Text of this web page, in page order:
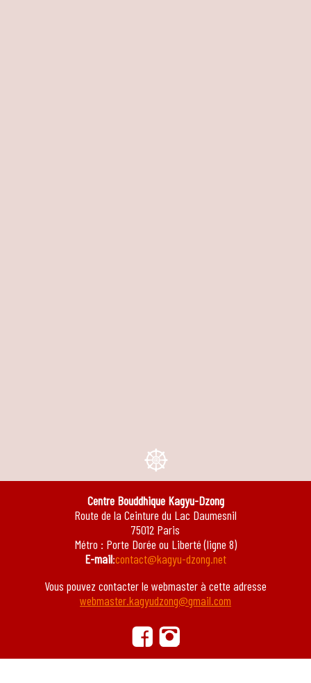
e
Centre Bouddhique Kagyu-Dzong
Route de la Ceinture du Lac Daumesnil
75012 Paris
Métro : Porte Dorée ou Liberté (ligne 8)
E-mail:contact@kagyu-dzong.net
Vous pouvez contacter le webmaster à cette adresse
webmaster.kagyudzong@gmail.com
ä ġ